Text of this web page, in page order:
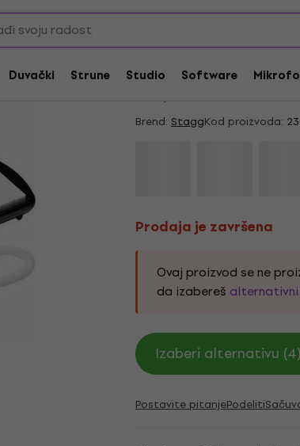
Duvački Strune Studio Software
Prodaja je završena
Stagg Melosta 32
Brend: StaggKod proizvoda:
Prodaja je završena
Ovaj proizvod se ne
da izabereš
Izaberi alternativu
Postavite pitanjePodeliti